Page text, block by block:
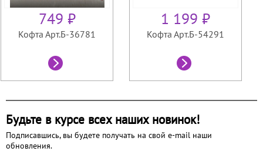
749 ₽
Кофта Арт.Б-36781
1 199 ₽
Кофта Арт.Б-54291
Будьте в курсе всех наших новинок!
Подписавшись, вы будете получать на свой e-mail наши
обновления.